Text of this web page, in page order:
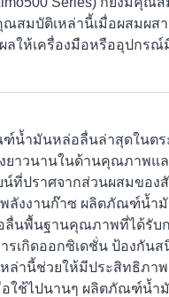
สมบัติเหล่านี้เมื่อผสมผส
ลให้เครื่องมือหรืออุปกร
น้ำมันหล่อลื่นล่าสุดในต
ยาวนานในด้านคุณภาพแ
ที่ปราศจากส่วนผสมของ
พลังงานก๊าซ ผลิตภัณฑ์น้ำ
นพื้นฐานคุณภาพที่ได้รับก
เกิดออกซิเดชั่น ป้องกัน
ล่านี้ช่วยให้มีประสิทธิภาพ
อใช้ไปนานๆ ผลิตภัณฑ์น้ำ